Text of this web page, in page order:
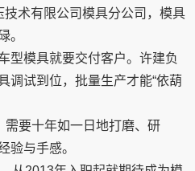
术有限公司模具分公司，模具
。
型模具就要交付客户。许建负
调试到位，批量生产才能“依葫
需要十年如一日地打磨、研
验与手感。